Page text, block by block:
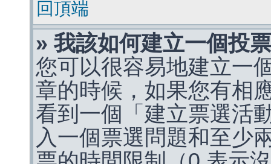
回頂端
» 我該如何建立一個投
您可以很容易地建立一
章的時候，如果您有相
看到一個「建立票選活
入一個票選問題和至少